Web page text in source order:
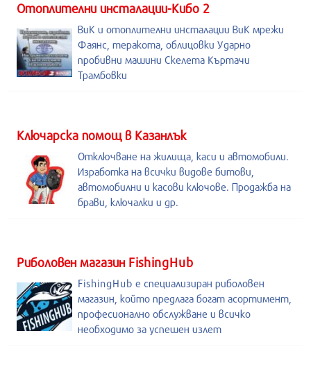
Отоплителни инсталации-Кибо 2
ВиК и отоплителни инсталации ВиК мрежи
Фаянс, теракота, облицовки Ударно
пробивни машини Скелета Къртачи
Трамбовки
Kлючарска помощ в Казанлък
Отключване на жилища, каси и автомобили.
Изработка на всички видове битови,
автомобилни и касови ключове. Продажба на
брави, ключалки и др.
Риболовен магазин FishingHub
FishingHub е специализиран риболовен
магазин, който предлага богат асортимент,
професионално обслужване и всичко
необходимо за успешен излет